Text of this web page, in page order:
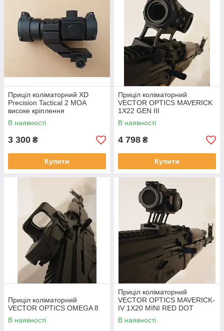
Приціл коліматорний XD
Precision Tactical 2 MOA
високе кріплення
В наявності
3 300 ₴
Купити
Приціл коліматорний
VECTOR OPTICS MAVERICK
1X22 GEN III
В наявності
4 798 ₴
Купити
Приціл коліматорний
VECTOR OPTICS OMEGA 8
В наявності
Приціл коліматорний
VECTOR OPTICS MAVERICK-
IV 1X20 MINI RED DOT
В наявності